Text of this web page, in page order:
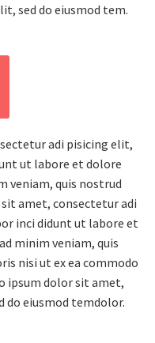
sed do eiusmod tem.
adi pisicing elit,
ut labore et dolore
veniam, quis nostrud
amet, consectetur adi
inci didunt ut labore et
minim veniam, quis
nisi ut ex ea commodo
ipsum dolor sit amet,
do eiusmod temdolor.